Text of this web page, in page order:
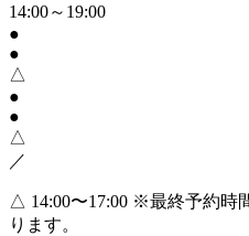
14:00～19:00
●
●
△
●
●
△
／
△ 14:00〜17:00 ※最終予約時
ります。